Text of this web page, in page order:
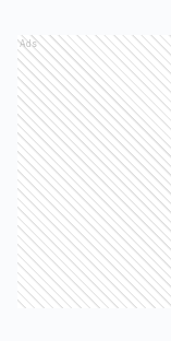
Ads